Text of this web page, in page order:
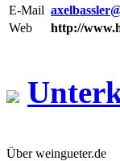
E-Mail
Web
http://
Über weingueter.de